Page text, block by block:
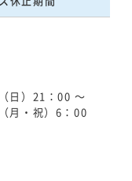
日）21：00 ～
月・祝）6：00